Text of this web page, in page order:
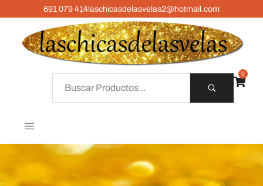
691 079 414laschicasdelasvelas2@hotmail.com
0